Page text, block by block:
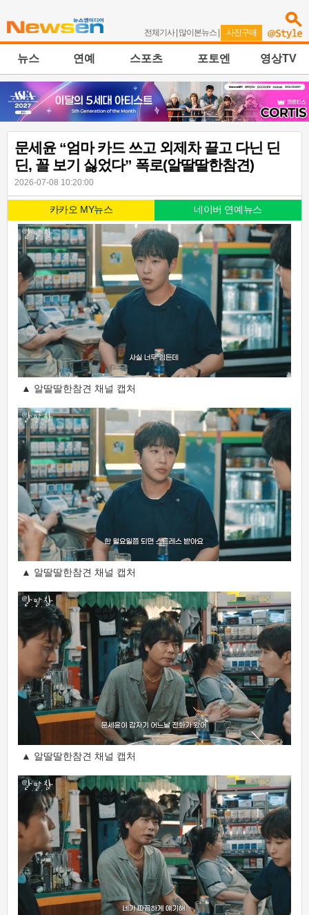
전체기사| 많이본뉴스 | 사진구매
뉴스 연예 스포츠 포토엔 영상TV
문세윤 “엄마 카드 쓰고 외제차 끌고 다닌 딘
딘, 꼴 보기 싫었다” 폭로(알딸딸한참견)
2026-07-08 10:20:00
카카오 MY뉴스 네이버 연예뉴스
▲ 알딸딸한참견 채널 캡처
▲ 알딸딸한참견 채널 캡처
▲ 알딸딸한참견 채널 캡처